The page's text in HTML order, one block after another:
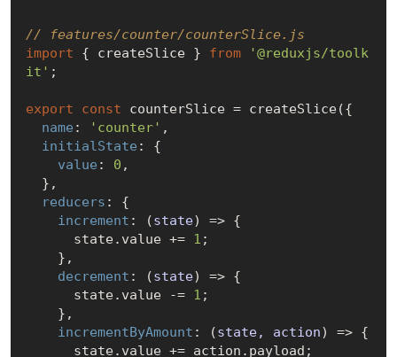
// features/counter/counterSlice.js
import { createSlice } from
'@reduxjs/toolk
it' ;
export const counterSlice = createSlice({
name : 'counter' ,
initialState : {
value : 0 ,
reducers : {
increment : (state) => {
      state.value +=
1 ;
decrement : (state) => {
      state.value -=
1 ;
incrementByAmount : (state, action) => {